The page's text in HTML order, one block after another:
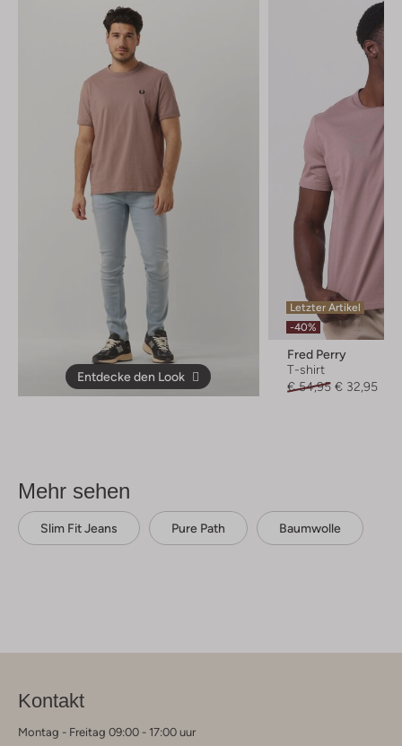
Entdecke den Look
Letzter Artikel
-40%
Fred Perry
T-shirt
€ 54,95 € 32,95
Mehr sehen
Slim Fit Jeans Pure Path Baumwolle
Kontakt
Montag - Freitag 09:00 - 17:00 uur